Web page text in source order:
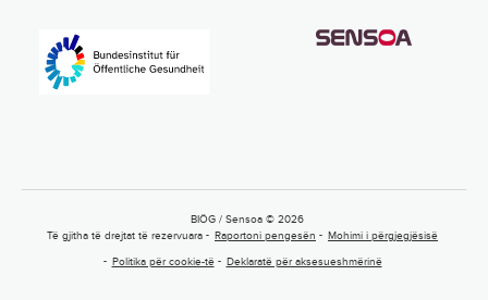
BIÖG / Sensoa © 2026
Të gjitha të drejtat të rezervuara
Raportoni pengesën Mohimi i përgjegjësisë
Politika për cookie-të Deklaratë për aksesueshmërinë